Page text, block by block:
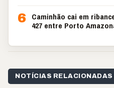
6 Caminhão cai em
427 entre Porto
NOTÍCIAS RELACIONADAS